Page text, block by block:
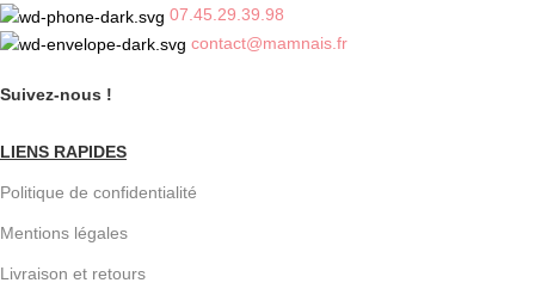
07.45.29.39.98
contact@mamnais.fr
Suivez-nous !
LIENS RAPIDES
Politique de confidentialité
Mentions légales
Livraison et retours